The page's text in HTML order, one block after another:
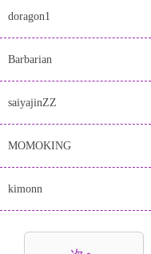
doragon1
Barbarian
saiyajinZZ
MOMOKING
kimonn